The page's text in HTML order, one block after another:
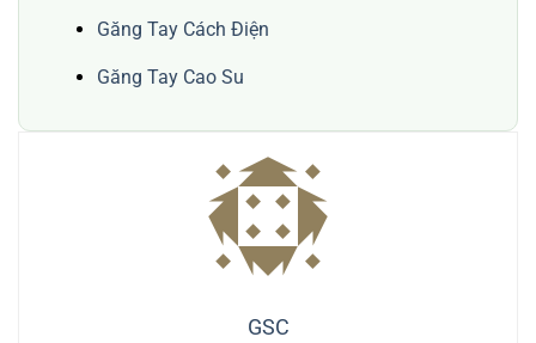
Găng Tay Cách Điện
Găng Tay Cao Su
GSC